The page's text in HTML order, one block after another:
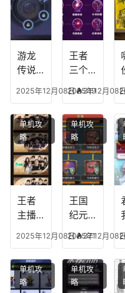
游龙
传说
能，
游龙
传说
多少
级能
挖矿
2025年12月08日 319
王者
三个
加
点，
王者
技能
可以
放三
个是
什么
模式
2025年12月08
王者
主播
搭
配，
王者
2025年12月08日 371
单机攻
略
王国
纪元
搭
配，
王国
纪元
2025年12月08
单机攻
略
单机攻
略
单机攻
略